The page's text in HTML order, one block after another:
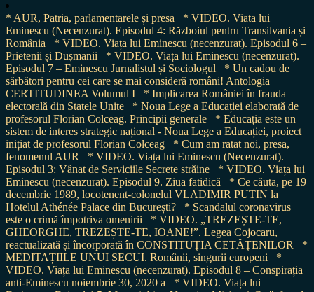
* AUR, Patria, parlamentarele și presa
* VIDEO. Viata lui
Eminescu (Necenzurat). Episodul 4: Războiul pentru Transilvania și
România
* VIDEO. Viața lui Eminescu (necenzurat). Episodul 6 –
Prietenii și Dușmanii
* VIDEO. Viața lui Eminescu (necenzurat).
Episodul 7 – Eminescu Jurnalistul și Sociologul
* Un cadou de
sărbători pentru cei care se mai consideră români! Antologia
CERTITUDINEA Volumul I
* Implicarea României în frauda
electorală din Statele Unite
* Noua Lege a Educației elaborată de
profesorul Florian Colceag. Principii generale
* Educația este un
sistem de interes strategic național - Noua Lege a Educației, proiect
inițiat de profesorul Florian Colceag
* Cum am ratat noi, presa,
fenomenul AUR
* VIDEO. Viața lui Eminescu (Necenzurat).
Episodul 3: Vânat de Serviciile Secrete străine
* VIDEO. Viața lui
Eminescu (necenzurat). Episodul 9. Ziua fatidică
* Ce căuta, pe 19
decembrie 1989, locotenent-colonelul VLADIMIR PUTIN la
Hotelul Athénée Palace din București?
* Scandalul coronavirus
este o crimă împotriva omenirii
* VIDEO. „TREZEȘTE-TE,
GHEORGHE, TREZEȘTE-TE, IOANE!”. Legea Cojocaru,
reactualizată și încorporată în CONSTITUȚIA CETĂȚENILOR
*
MEDITAȚIILE UNUI SECUI. Românii, singurii europeni
*
VIDEO. Viața lui Eminescu (necenzurat). Episodul 8 – Conspirația
anti-Eminescu noiembrie 30, 2020 a
* VIDEO. Viața lui